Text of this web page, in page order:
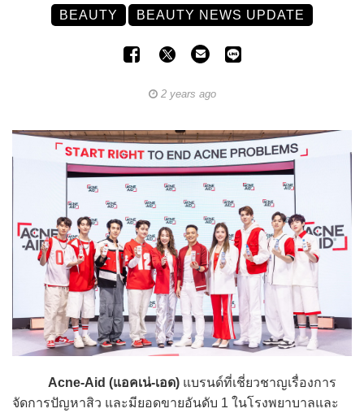
BEAUTY BEAUTY NEWS UPDATE
2 years ago
Acne-Aid (แอคเน่-เอด) แบรนด์ที่เชี่ยวชาญเรื่องการ
จัดการปัญหาสิว และมียอดขายอันดับ 1 ในโรงพยาบาลและ